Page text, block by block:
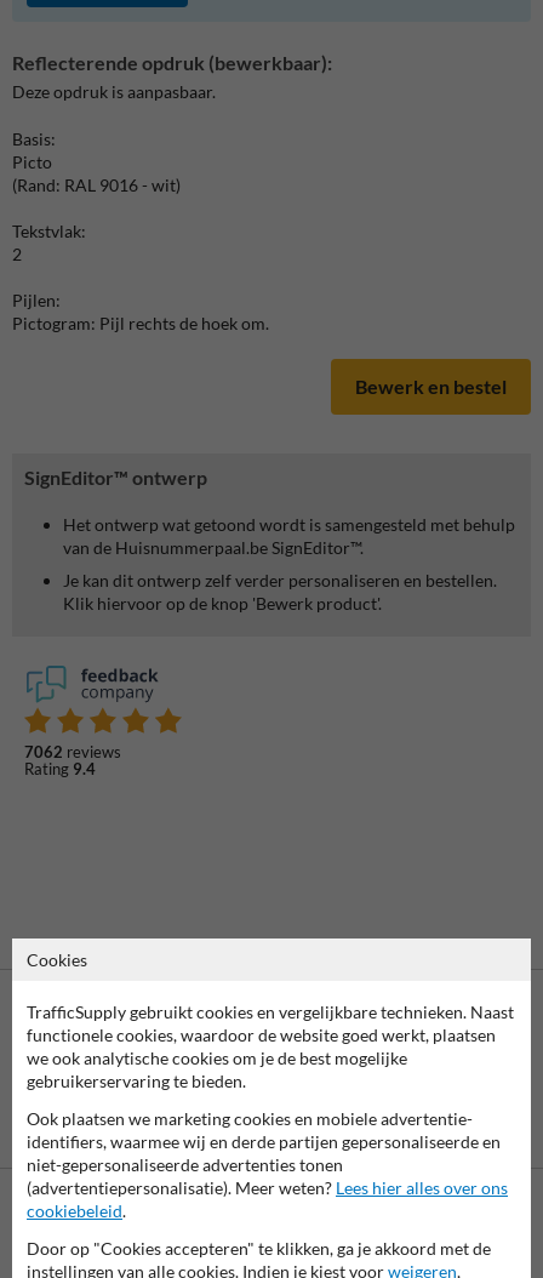
SignEditor™ ontwerp
Het ontwerp wat getoond wordt is samengesteld met behulp
van de Huisnummerpaal.be SignEditor™.
Je kan dit ontwerp zelf verder personaliseren en bestellen.
Klik hiervoor op de knop 'Bewerk product'.
7062 reviews
Rating 9.4
Reflecterende opdruk (bewerkbaar):
Deze opdruk is aanpasbaar.
Basis:
Picto
(Rand: RAL 9016 - wit)
Tekstvlak:
2
Pijlen:
Pictogram: Pijl rechts de hoek om.
Bewerk en bestel
Vooruitbetaling
per bank
Betaling achteraf
is mogelijk
Wij zijn op werkdagen (van 8.00 tot 17.00) te bereiken op 011
Cookies
TrafficSupply gebruikt cookies en vergelijkbare technieken. Naast
functionele cookies, waardoor de website goed werkt, plaatsen
we ook analytische cookies om je de best mogelijke
gebruikerservaring te bieden.
Ook plaatsen we marketing cookies en mobiele advertentie-
identifiers, waarmee wij en derde partijen gepersonaliseerde en
niet-gepersonaliseerde advertenties tonen
(advertentiepersonalisatie). Meer weten? Lees hier alles over ons
cookiebeleid.
Door op "Cookies accepteren" te klikken, ga je akkoord met de
instellingen van alle cookies. Indien je kiest voorweigeren,